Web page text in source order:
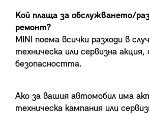
Кой плаща за обслужването/
ремонт?
MINI поема всички разходи в
техническа или сервизна акция,
безопасността.
Ако за вашия автомобил има
техническа кампания или